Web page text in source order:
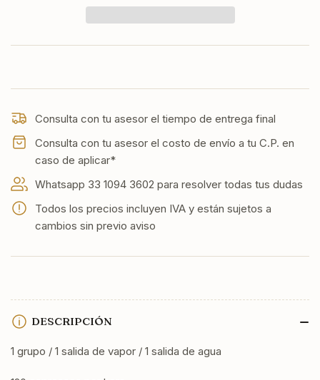
AUTOMÁTICA
Modelo*
A
110V
DT1
AUTOMÁTICA
Modelo*
110V
Consulta con tu asesor el tiempo de entrega final
Consulta con tu asesor el costo de envío a tu C.P. en
caso de aplicar*
Whatsapp 33 1094 3602 para resolver todas tus dudas
Todos los precios incluyen IVA y están sujetos a
cambios sin previo aviso
DESCRIPCIÓN
1 grupo / 1 salida de vapor / 1 salida de agua